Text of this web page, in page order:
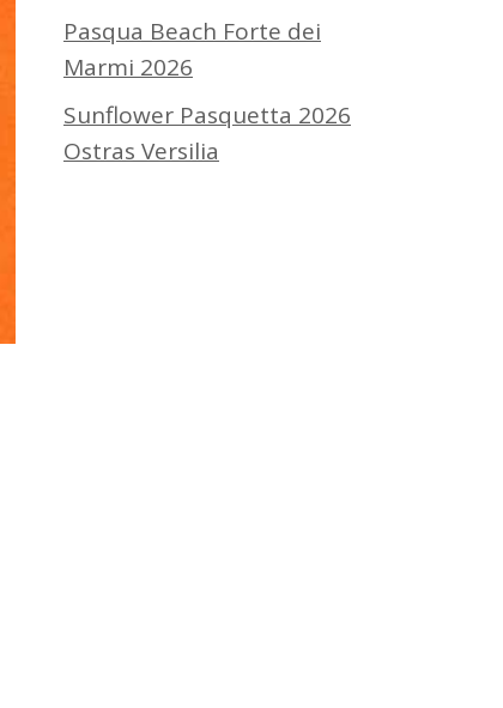
Pasqua Beach Forte dei
Marmi 2026
Sunflower Pasquetta 2026
Ostras Versilia